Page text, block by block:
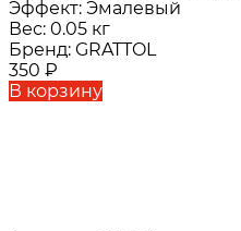
Эффект: Эмалевый
Вес: 0.05 кг
Бренд: GRATTOL
350 ₽
В корзину